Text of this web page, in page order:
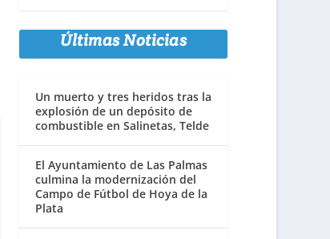
Últimas Noticias
Un muerto y tres heridos tras la
explosión de un depósito de
combustible en Salinetas, Telde
El Ayuntamiento de Las Palmas
culmina la modernización del
Campo de Fútbol de Hoya de la
Plata